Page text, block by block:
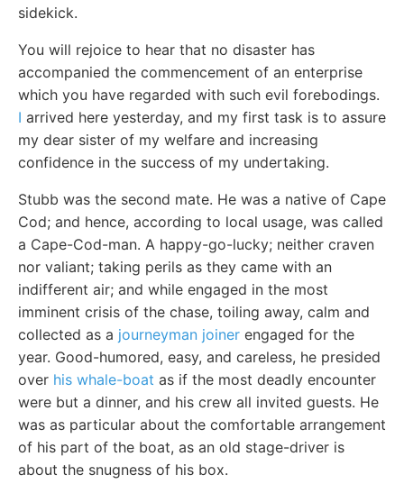
sidekick.
You will rejoice to hear that no disaster has
accompanied the commencement of an enterprise
which you have regarded with such evil forebodings.
I arrived here yesterday, and my first task is to assure
my dear sister of my welfare and increasing
confidence in the success of my undertaking.
Stubb was the second mate. He was a native of Cape
Cod; and hence, according to local usage, was called
a Cape-Cod-man. A happy-go-lucky; neither craven
nor valiant; taking perils as they came with an
indifferent air; and while engaged in the most
imminent crisis of the chase, toiling away, calm and
collected as a journeyman joiner engaged for the
year. Good-humored, easy, and careless, he presided
over his whale-boat as if the most deadly encounter
were but a dinner, and his crew all invited guests. He
was as particular about the comfortable arrangement
of his part of the boat, as an old stage-driver is
about the snugness of his box.